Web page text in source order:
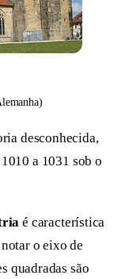
desconhecida,
a 1031 sob o
é característica
o eixo de
quadradas são